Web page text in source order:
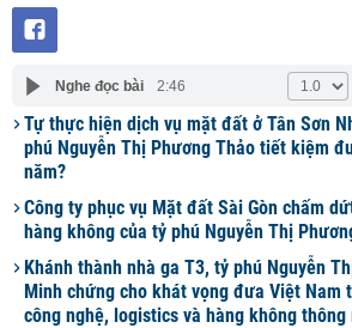
Nghe đọc bài 2:46
Tự thực hiện dịch vụ mặt đất ở Tân Sơn
phú Nguyễn Thị Phương Thảo tiết kiệm
năm?
Công ty phục vụ Mặt đất Sài Gòn chấm
hàng không của tỷ phú Nguyễn Thị
Khánh thành nhà ga T3, tỷ phú Nguyễn
Minh chứng cho khát vọng đưa Việt Nam
công nghệ, logistics và hàng không thông